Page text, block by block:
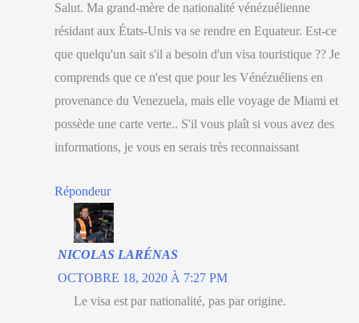
Salut. Ma grand-mère de nationalité vénézuélienne
résidant aux États-Unis va se rendre en Equateur. Est-ce
que quelqu'un sait s'il a besoin d'un visa touristique ?? Je
comprends que ce n'est que pour les Vénézuéliens en
provenance du Venezuela, mais elle voyage de Miami et
possède une carte verte.. S'il vous plaît si vous avez des
informations, je vous en serais très reconnaissant
Répondeur
NICOLAS LARÉNAS
OCTOBRE 18, 2020 À 7:27 PM
Le visa est par nationalité, pas par origine.